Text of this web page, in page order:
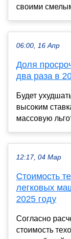
своими
06:00, 16 Апр
Доля
два раза в
Будет
высоким
массовую
12:17, 04 Мар
Стоимость
легковых
2025 году
Согласно
стоимость